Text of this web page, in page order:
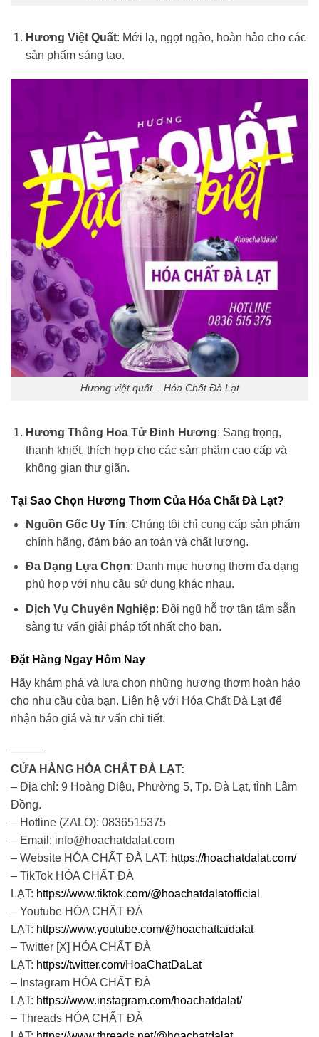
Hương Việt Quất: Mới lạ, ngọt ngào, hoàn hảo cho các
sản phẩm sáng tạo.
Hương việt quất – Hóa Chất Đà Lạt
Hương Thông Hoa Tử Đinh Hương: Sang trọng,
thanh khiết, thích hợp cho các sản phẩm cao cấp và
không gian thư giãn.
Tại Sao Chọn Hương Thơm Của Hóa Chất Đà Lạt?
Nguồn Gốc Uy Tín: Chúng tôi chỉ cung cấp sản phẩm
chính hãng, đảm bảo an toàn và chất lượng.
Đa Dạng Lựa Chọn: Danh mục hương thơm đa dạng
phù hợp với nhu cầu sử dụng khác nhau.
Dịch Vụ Chuyên Nghiệp: Đội ngũ hỗ trợ tận tâm sẵn
sàng tư vấn giải pháp tốt nhất cho bạn.
Đặt Hàng Ngay Hôm Nay
Hãy khám phá và lựa chọn những hương thơm hoàn hảo
cho nhu cầu của bạn. Liên hệ với Hóa Chất Đà Lạt để
nhận báo giá và tư vấn chi tiết.
———
CỬA HÀNG HÓA CHẤT ĐÀ LẠT:
– Địa chỉ: 9 Hoàng Diệu, Phường 5, Tp. Đà Lạt, tỉnh Lâm
Đồng.
– Hotline (ZALO): 0836515375
– Email: info@hoachatdalat.com
– Website HÓA CHẤT ĐÀ LẠT: https://hoachatdalat.com/
– TikTok HÓA CHẤT ĐÀ
LẠT: https://www.tiktok.com/@hoachatdalatofficial
– Youtube HÓA CHẤT ĐÀ
LẠT: https://www.youtube.com/@hoachattaidalat
– Twitter [X] HÓA CHẤT ĐÀ
LẠT: https://twitter.com/HoaChatDaLat
– Instagram HÓA CHẤT ĐÀ
LẠT: https://www.instagram.com/hoachatdalat/
– Threads HÓA CHẤT ĐÀ